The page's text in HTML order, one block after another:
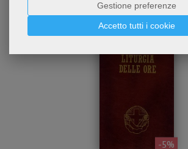
Accetto tutti i cookie
Gestione preferenze
- 5%